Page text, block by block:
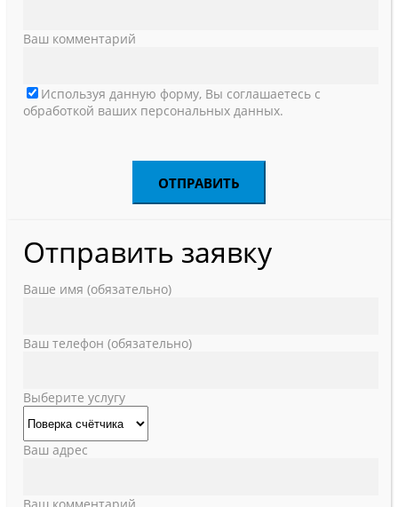
Ваш комментарий
Используя данную форму, Вы соглашаетесь с
обработкой ваших персональных данных.
Отправить заявку
Ваше имя (обязательно)
Ваш телефон (обязательно)
Выберите услугу
Ваш адрес